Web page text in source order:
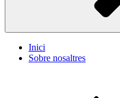
Inici
Sobre nosaltres